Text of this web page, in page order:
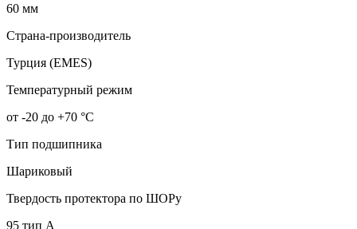
60 мм
Страна-производитель
Турция (EMES)
Температурный режим
от -20 до +70 °С
Тип подшипника
Шариковый
Твердость протектора по ШОРу
95 тип А